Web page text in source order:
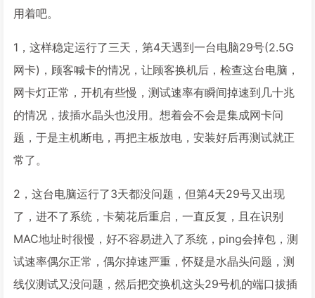
用着吧。
1，这样稳定运行了三天，第4天遇到一台电脑29号(2.5G
网卡)，顾客喊卡的情况，让顾客换机后，检查这台电脑，
网卡灯正常，开机有些慢，测试速率有瞬间掉速到几十兆
的情况，拔插水晶头也没用。想着会不会是集成网卡问
题，于是主机断电，再把主板放电，安装好后再测试就正
常了。
2，这台电脑运行了3天都没问题，但第4天29号又出现
了，进不了系统，卡菊花后重启，一直反复，且在识别
MAC地址时很慢，好不容易进入了系统，ping会掉包，测
试速率偶尔正常，偶尔掉速严重，怀疑是水晶头问题，测
线仪测试又没问题，然后把交换机这头29号机的端口拔插